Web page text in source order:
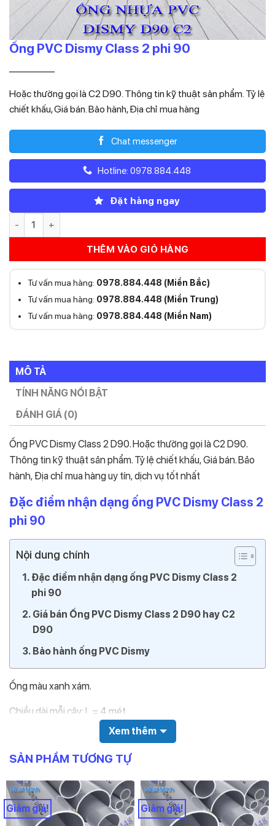
Ống PVC Dismy Class 2 phi 90
66.880
là:
66.880₫.
tại
là:
46.816₫.
Hoặc thường gọi là C2 D90. Thông tin kỹ thuật sản phẩm. Tỷ lệ
chiết khấu, Giá bán. Bảo hành, Địa chỉ mua hàng
Chat messenger
Hotline: 0978.884.448
Đặt hàng ngay
Ống PVC Dismy Class 2 phi 90 số lượng
THÊM VÀO GIỎ HÀNG
Tư vấn mua hàng: 0978.884.448 (Miền Bắc)
Tư vấn mua hàng: 0978.884.448 (Miền Trung)
Tư vấn mua hàng: 0978.884.448 (Miền Nam)
MÔ TẢ
TÍNH NĂNG NỔI BẬT
ĐÁNH GIÁ (0)
Ống PVC Dismy Class 2 D90. Hoặc thường gọi là C2 D90.
Thông tin kỹ thuật sản phẩm. Tỷ lệ chiết khấu, Giá bán. Bảo
hành, Địa chỉ mua hàng uy tín, dịch vụ tốt nhất
Đặc điểm nhận dạng ống PVC Dismy Class 2
phi 90
Nội dung chính
Đặc điểm nhận dạng ống PVC Dismy Class 2
phi 90
Giá bán Ống PVC Dismy Class 2 D90 hay C2
D90
Bảo hành ống PVC Dismy
Ống màu xanh xám.
Chiều dài mỗi cây: L = 4 mét
Đường kính ngoài: D90mm
Chiều dày: E = 2.8mm
Áp suất: PN = 6
Trên thân ống in các thông tin sau: Nhà sản xuất, Chủng loại
Xem thêm
SẢN PHẨM TƯƠNG TỰ
Giảm giá! Giảm giá!